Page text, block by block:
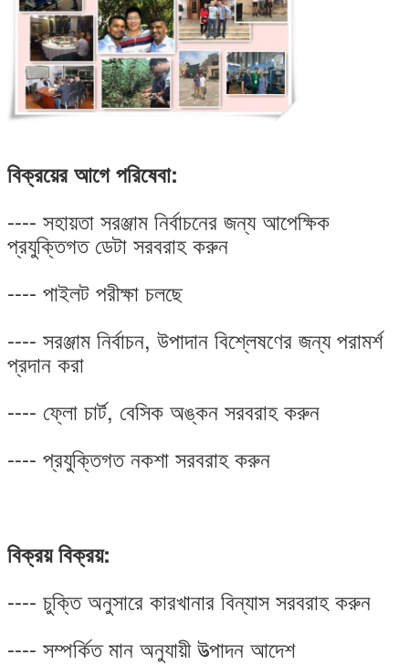
বিক্রয়ের আগে পরিষেবা:
---- সহায়তা সরঞ্জাম নির্বাচনের জন্য আপেক্ষিক
প্রযুক্তিগত ডেটা সরবরাহ করুন
---- পাইলট পরীক্ষা চলছে
---- সরঞ্জাম নির্বাচন, উপাদান বিশ্লেষণের জন্য পরামর্শ
প্রদান করা
---- ফ্লো চার্ট, বেসিক অঙ্কন সরবরাহ করুন
---- প্রযুক্তিগত নকশা সরবরাহ করুন
বিক্রয় বিক্রয়:
---- চুক্তি অনুসারে কারখানার বিন্যাস সরবরাহ করুন
---- সম্পর্কিত মান অনুযায়ী উত্পাদন আদেশ